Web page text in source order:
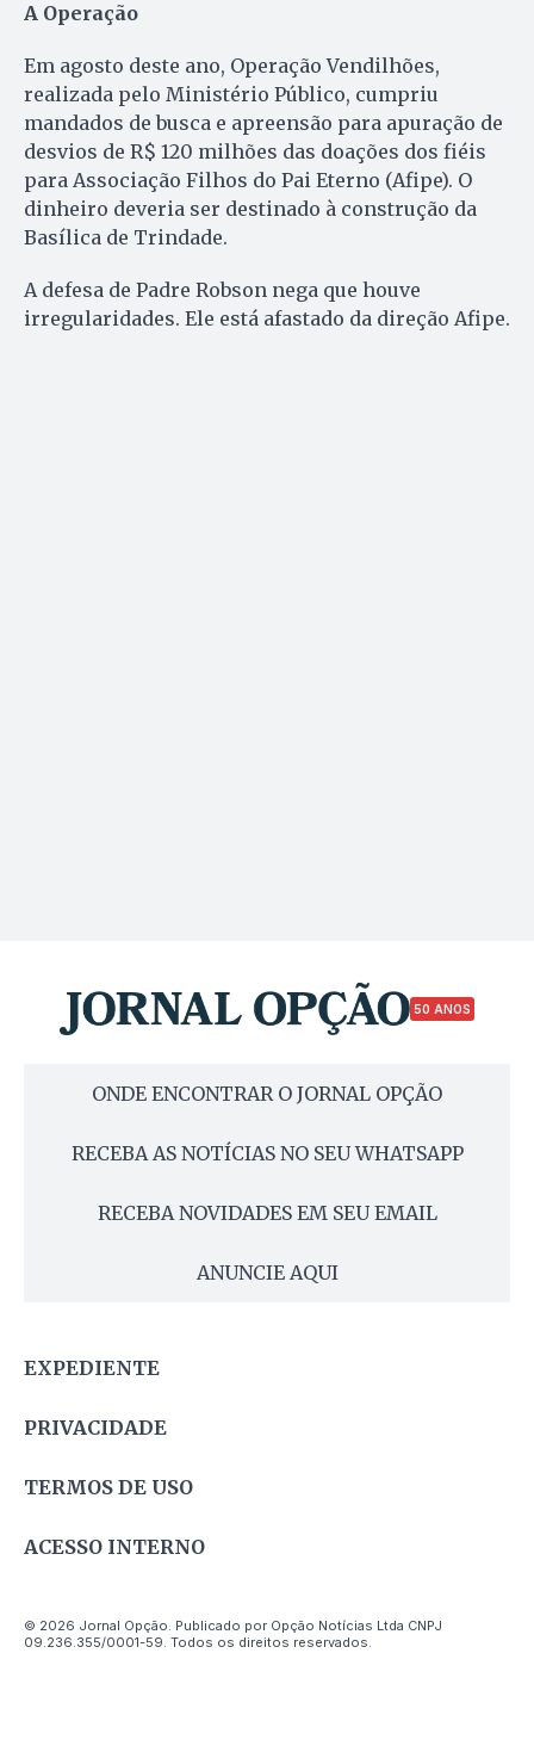
A Operação
Em agosto deste ano, Operação Vendilhões,
realizada pelo Ministério Público, cumpriu
mandados de busca e apreensão para apuração de
desvios de R$ 120 milhões das doações dos fiéis
para Associação Filhos do Pai Eterno (Afipe). O
dinheiro deveria ser destinado à construção da
Basílica de Trindade.
A defesa de Padre Robson nega que houve
irregularidades. Ele está afastado da direção Afipe.
50 ANOS
ONDE ENCONTRAR O JORNAL OPÇÃO
RECEBA AS NOTÍCIAS NO SEU WHATSAPP
RECEBA NOVIDADES EM SEU EMAIL
ANUNCIE AQUI
EXPEDIENTE
PRIVACIDADE
TERMOS DE USO
ACESSO INTERNO
© 2026 Jornal Opção. Publicado por Opção Notícias Ltda CNPJ
09.236.355/0001-59. Todos os direitos reservados.